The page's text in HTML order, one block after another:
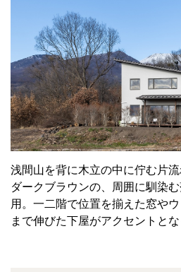
浅間山を背に木立の中に佇む片
ダークブラウンの、周囲に馴染
用。一二階で位置を揃えた窓や
まで伸びた下屋がアクセントとな